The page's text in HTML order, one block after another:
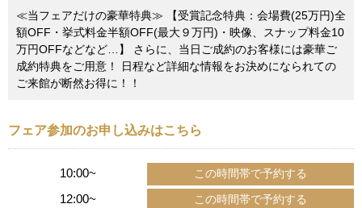
≪当フェアだけの豪華特典≫ 【受賞記念特典：会場費(25万円)全
額OFF・挙式料金半額OFF(最大９万円)・映像、スナップ料金10
万円OFFなどなど…】 さらに、当日ご成約のお客様には豪華ご
成約特典をご用意！ 日程など詳細な情報をお決めになられての
ご来館が断然お得に！！
フェア参加のお申し込みはこちら
10:00~
12:00~